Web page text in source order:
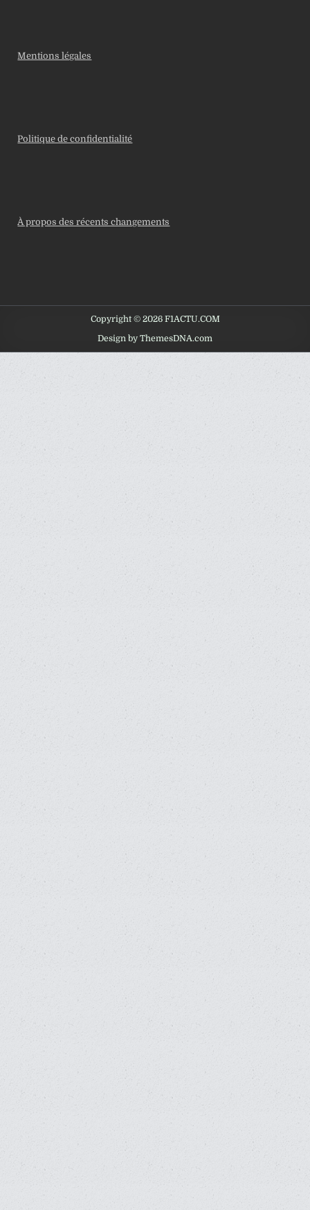
Mentions légales
Politique de confidentialité
À propos des récents changements
Copyright © 2026 F1ACTU.COM
Design by ThemesDNA.com